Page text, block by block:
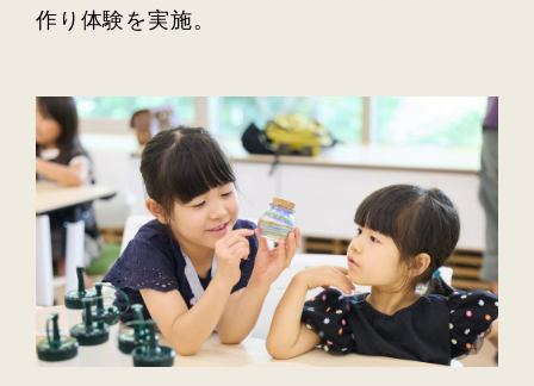
作り体験を実施。